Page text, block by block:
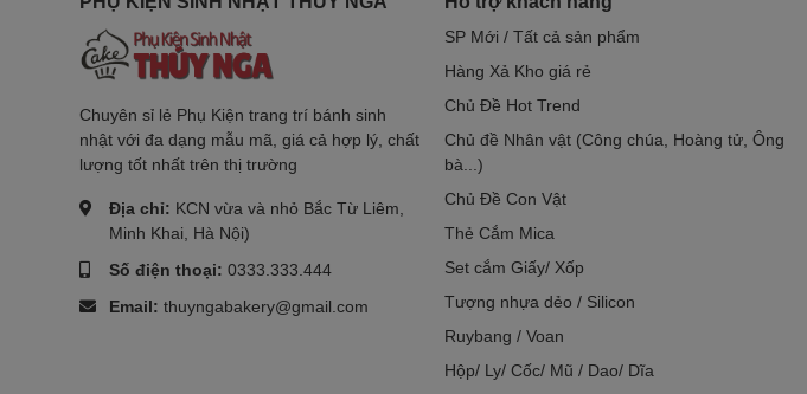
Chuyên sỉ lẻ Phụ Kiện trang trí bánh sinh
nhật với đa dạng mẫu mã, giá cả hợp lý, chất
lượng tốt nhất trên thị trường
Địa chỉ: KCN vừa và nhỏ Bắc Từ Liêm,
Minh Khai, Hà Nội)
Số điện thoại: 0333.333.444
Email: thuyngabakery@gmail.com
SP Mới / Tất cả sản phẩm
Hàng Xả Kho giá rẻ
Chủ Đề Hot Trend
Chủ đề Nhân vật (Công chúa, Hoàng tử, Ông
bà...)
Chủ Đề Con Vật
Thẻ Cắm Mica
Set cắm Giấy/ Xốp
Tượng nhựa dẻo / Silicon
Ruybang / Voan
Hộp/ Ly/ Cốc/ Mũ / Dao/ Dĩa